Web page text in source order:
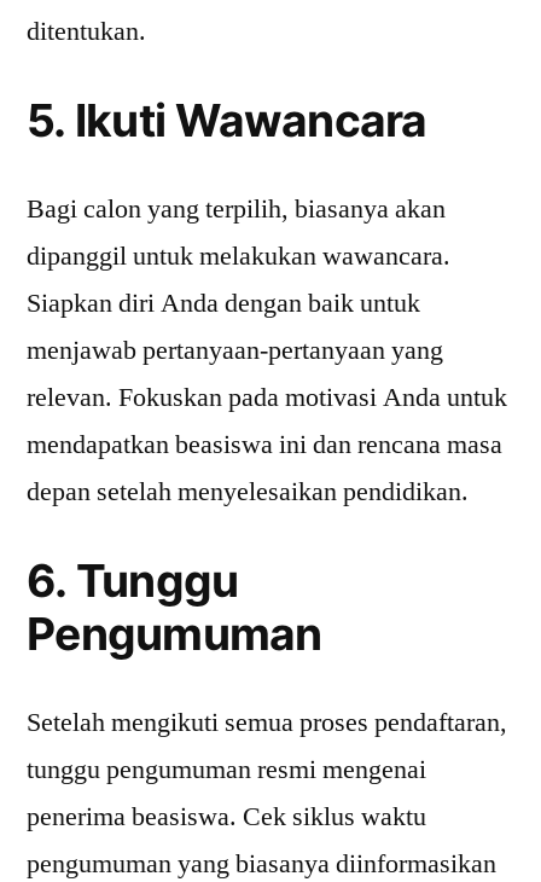
ditentukan.
5. Ikuti Wawancara
Bagi calon yang terpilih, biasanya akan
dipanggil untuk melakukan wawancara.
Siapkan diri Anda dengan baik untuk
menjawab pertanyaan-pertanyaan yang
relevan. Fokuskan pada motivasi Anda untuk
mendapatkan beasiswa ini dan rencana masa
depan setelah menyelesaikan pendidikan.
6. Tunggu
Pengumuman
Setelah mengikuti semua proses pendaftaran,
tunggu pengumuman resmi mengenai
penerima beasiswa. Cek siklus waktu
pengumuman yang biasanya diinformasikan